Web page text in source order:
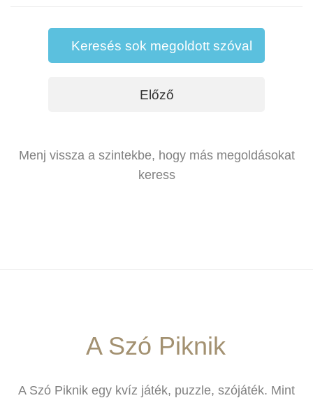
Keresés sok megoldott szóval
Előző
Menj vissza a szintekbe, hogy más megoldásokat
keress
A Szó Piknik
A Szó Piknik egy kvíz játék, puzzle, szójáték. Mint